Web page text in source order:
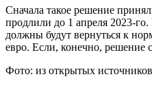
Сначала такое решение
продлили до 1 апреля 2023-
должны будут вернуться к
евро. Если, конечно, решение
Фото: из открытых